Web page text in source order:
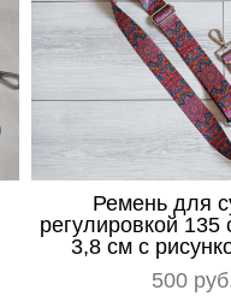
Ремень для
регулировкой
3,8 см c
500